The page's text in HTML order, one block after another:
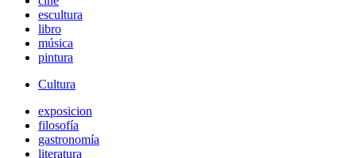
escultura
libro
música
pintura
Cultura
exposicion
filosofía
gastronomía
literatura